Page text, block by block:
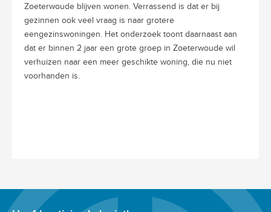
Zoeterwoude blijven wonen. Verrassend is dat er bij
gezinnen ook veel vraag is naar grotere
eengezinswoningen. Het onderzoek toont daarnaast aan
dat er binnen 2 jaar een grote groep in Zoeterwoude wil
verhuizen naar een meer geschikte woning, die nu niet
voorhanden is.